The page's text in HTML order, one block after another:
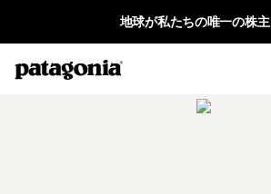
地球が私たちの唯一の株主